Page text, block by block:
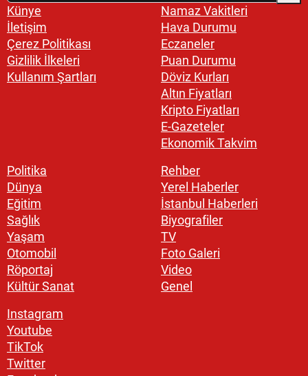
Künye
İletişim
Çerez Politikası
Gizlilik İlkeleri
Kullanım Şartları
Namaz Vakitleri
Hava Durumu
Eczaneler
Puan Durumu
Döviz Kurları
Altın Fiyatları
Kripto Fiyatları
E-Gazeteler
Ekonomik Takvim
Politika
Dünya
Eğitim
Sağlık
Yaşam
Otomobil
Röportaj
Kültür Sanat
Rehber
Yerel Haberler
İstanbul Haberleri
Biyografiler
TV
Foto Galeri
Video
Genel
Instagram
Youtube
TikTok
Twitter